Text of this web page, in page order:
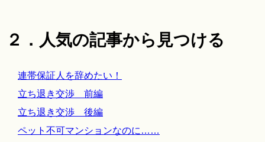
２．人気の記事から見つける
連帯保証人を辞めたい！
立ち退き交渉 前編
立ち退き交渉 後編
ペット不可マンションなのに……